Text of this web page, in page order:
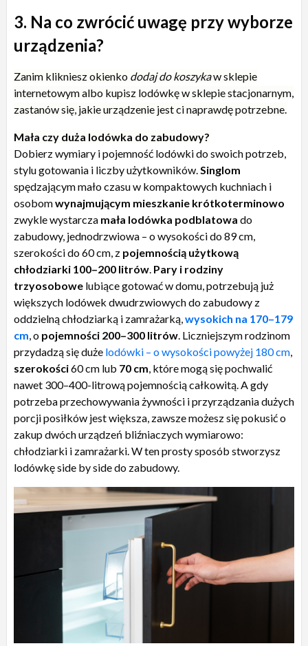
3. Na co zwrócić uwagę przy wyborze
urządzenia?
Zanim klikniesz okienko dodaj do koszykaw sklepie
internetowym albo kupisz lodówkę w sklepie stacjonarnym,
zastanów się, jakie urządzenie jest ci naprawdę potrzebne.
Mała czy duża lodówka do zabudowy?
Dobierz wymiary i pojemność lodówki do swoich potrzeb,
stylu gotowania i liczby użytkowników.Singlom
spędzającym mało czasu w kompaktowych kuchniach i
osobomwynajmującym mieszkanie krótkoterminowo
zwykle wystarcza mała lodówka podblatowa do
zabudowy, jednodrzwiowa – o wysokości do 89 cm,
szerokości do 60 cm, z pojemnością użytkową
chłodziarki 100–200 litrów. Pary i rodziny
trzyosobowe lubiące gotować w domu, potrzebują już
większych lodówek dwudrzwiowych do zabudowy z
oddzielną chłodziarką i zamrażarką,wysokich na 170–179
cm, o pojemności 200–300 litrów. Liczniejszym rodzinom
przydadzą się duże lodówki – o wysokości powyżej 180 cm,
szerokości60 cm lub 70 cm, które mogą się pochwalić
nawet 300–400-litrową pojemnością całkowitą. A gdy
potrzeba przechowywania żywności i przyrządzania dużych
porcji posiłków jest większa, zawsze możesz się pokusić o
zakup dwóch urządzeń bliźniaczych wymiarowo:
chłodziarki i zamrażarki. W ten prosty sposób stworzysz
lodówkę side by side do zabudowy.